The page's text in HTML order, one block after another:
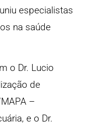
especialistas
na saúde
o Dr. Lucio
de
–
e o Dr.